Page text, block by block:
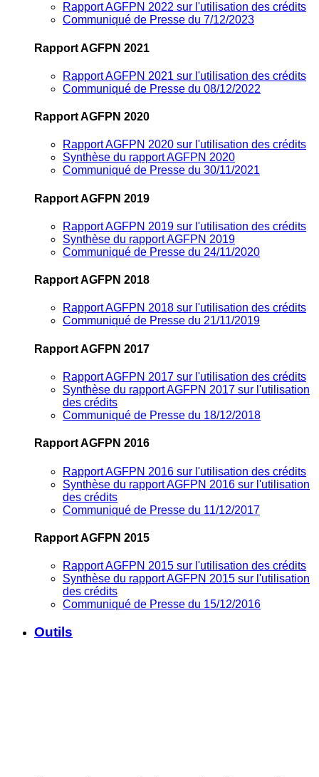
Rapport AGFPN 2022 sur l'utilisation des crédits
Communiqué de Presse du 7/12/2023
Rapport AGFPN 2021
Rapport AGFPN 2021 sur l'utilisation des crédits
Communiqué de Presse du 08/12/2022
Rapport AGFPN 2020
Rapport AGFPN 2020 sur l'utilisation des crédits
Synthèse du rapport AGFPN 2020
Communiqué de Presse du 30/11/2021
Rapport AGFPN 2019
Rapport AGFPN 2019 sur l'utilisation des crédits
Synthèse du rapport AGFPN 2019
Communiqué de Presse du 24/11/2020
Rapport AGFPN 2018
Rapport AGFPN 2018 sur l'utilisation des crédits
Communiqué de Presse du 21/11/2019
Rapport AGFPN 2017
Rapport AGFPN 2017 sur l'utilisation des crédits
Synthèse du rapport AGFPN 2017 sur l'utilisation
des crédits
Communiqué de Presse du 18/12/2018
Rapport AGFPN 2016
Rapport AGFPN 2016 sur l'utilisation des crédits
Synthèse du rapport AGFPN 2016 sur l'utilisation
des crédits
Communiqué de Presse du 11/12/2017
Rapport AGFPN 2015
Rapport AGFPN 2015 sur l'utilisation des crédits
Synthèse du rapport AGFPN 2015 sur l'utilisation
des crédits
Communiqué de Presse du 15/12/2016
Outils